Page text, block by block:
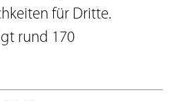
für Dritte.
rund 170